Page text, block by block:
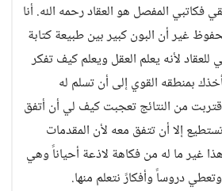
فكاتبي المفصل هو العقاد رحمه الله. أنا
غير أن البون كبير بين طبيعة كتابة
للعقاد لأنه يعلم العقل ويعلم كيف تفكر
بمنطقه القوي إلى أن تسلم له
من النتائج تعجبت كيف لي أن أتفق
إلا أن تتفق معه لأن المقدمات
غير ما له من فكاهة لاذعة أحياناً وهي
دروساً وأفكارً نتعلم منها.